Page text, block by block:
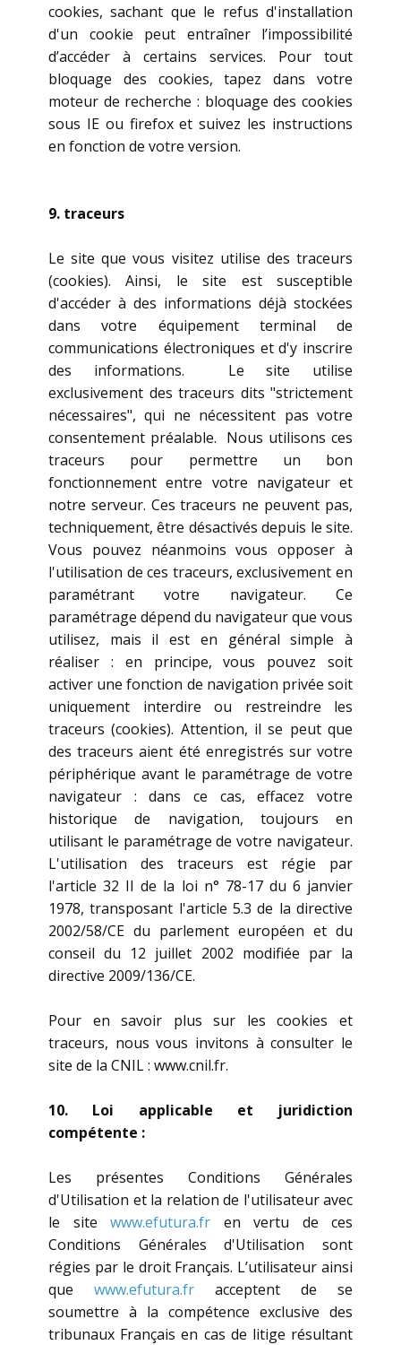
cookies, sachant que le refus d'installation
d'un cookie peut entraîner l’impossibilité
d’accéder à certains services. Pour tout
bloquage des cookies, tapez dans votre
moteur de recherche : bloquage des cookies
sous IE ou firefox et suivez les instructions
en fonction de votre version.
9. traceurs
Le site que vous visitez utilise des traceurs
(cookies). Ainsi, le site est susceptible
d'accéder à des informations déjà stockées
dans votre équipement terminal de
communications électroniques et d'y inscrire
des informations. Le site utilise
exclusivement des traceurs dits "strictement
nécessaires", qui ne nécessitent pas votre
consentement préalable. Nous utilisons ces
traceurs pour permettre un bon
fonctionnement entre votre navigateur et
notre serveur. Ces traceurs ne peuvent pas,
techniquement, être désactivés depuis le site.
Vous pouvez néanmoins vous opposer à
l'utilisation de ces traceurs, exclusivement en
paramétrant votre navigateur. Ce
paramétrage dépend du navigateur que vous
utilisez, mais il est en général simple à
réaliser : en principe, vous pouvez soit
activer une fonction de navigation privée soit
uniquement interdire ou restreindre les
traceurs (cookies). Attention, il se peut que
des traceurs aient été enregistrés sur votre
périphérique avant le paramétrage de votre
navigateur : dans ce cas, effacez votre
historique de navigation, toujours en
utilisant le paramétrage de votre navigateur.
L'utilisation des traceurs est régie par
l'article 32 II de la loi n° 78-17 du 6 janvier
1978, transposant l'article 5.3 de la directive
2002/58/CE du parlement européen et du
conseil du 12 juillet 2002 modifiée par la
directive 2009/136/CE.
Pour en savoir plus sur les cookies et
traceurs, nous vous invitons à consulter le
site de la CNIL : www.cnil.fr.
10. Loi applicable et juridiction
compétente :
Les présentes Conditions Générales
d'Utilisation et la relation de l'utilisateur avec
le site www.efutura.fr en vertu de ces
Conditions Générales d'Utilisation sont
régies par le droit Français. L’utilisateur ainsi
que www.efutura.fr acceptent de se
soumettre à la compétence exclusive des
tribunaux Français en cas de litige résultant